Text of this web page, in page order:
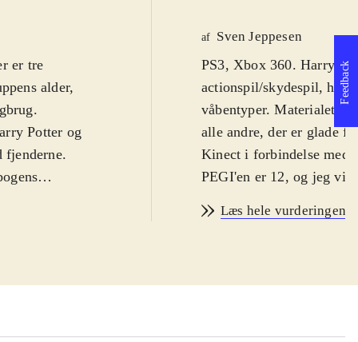
er tre
alder,
.
Potter og
fjenderne.
og
af Sven Jeppesen
PS3, Xbox 360. Harry
actionspil/skydespil,
våbentyper. Materialet
alle andre, der er glade
Kinect i forbindelse med
PEGI'en er 12, og jeg vil
trygge skolemiljø efter
"Stupefy!". I både Xbox
spillere ikke foregå via
Læs hele vurderingen
Feedback